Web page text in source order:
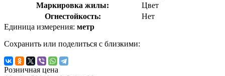
Маркировка жилы:
Цвет
Огнестойкость:
Нет
Единица измерения: метр
Сохранить или поделиться с близкими:
Розничная цена